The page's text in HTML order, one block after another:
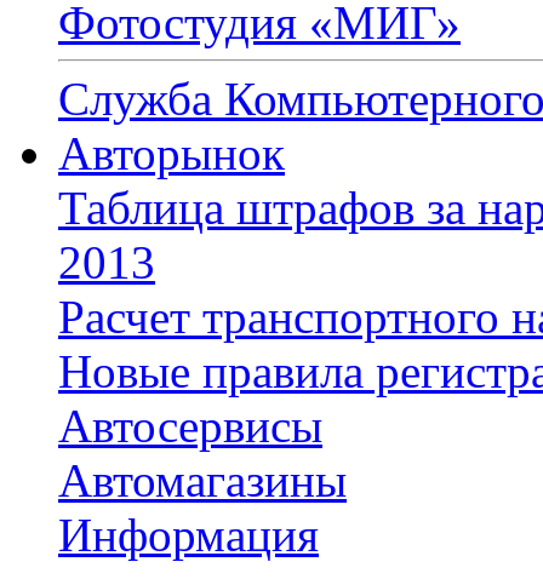
Фотостудия «МИГ»
Служба
Авторынок
Таблица штрафов за
2013
Расчет транспортного
Новые правила
Автосервисы
Автомагазины
Информация